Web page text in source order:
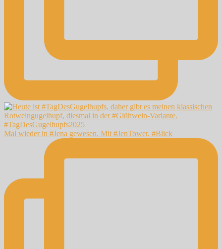
Mal wieder in #Jena gewesen. Mit #JenTower, #Blick